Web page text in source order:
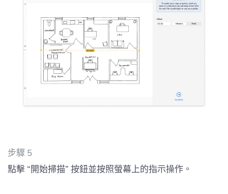
步驟 5
點擊 “開始掃描” 按鈕並按照螢幕上的指示操作。